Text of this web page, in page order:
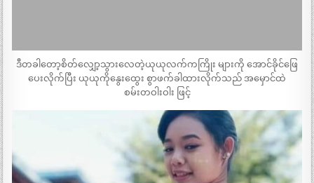
ဒီတခါတော့စိတ်လျှော့သွားလေတဲ့ယုယုလက်ကကြိုး များကို အောင်ခိုင်ဖြေ
ပေးလိုက်ပြီး ယုယုကိုနွေးထွေး စွာဖက်ခါထားလိုက်သည် အမှောင်ထဲ
စမ်းတဝါးဝါး ဖြင့်